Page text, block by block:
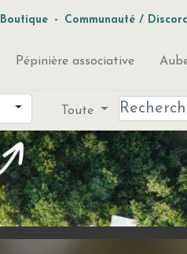
Boutique - Communauté /
Pépinière associative
Toute